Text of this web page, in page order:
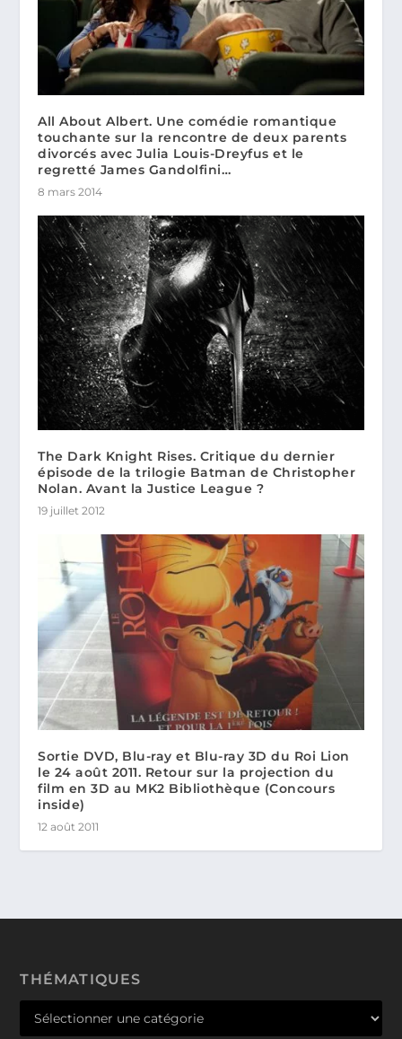
All About Albert. Une comédie romantique
touchante sur la rencontre de deux parents
divorcés avec Julia Louis-Dreyfus et le
regretté James Gandolfini…
8 mars 2014
The Dark Knight Rises. Critique du dernier
épisode de la trilogie Batman de Christopher
Nolan. Avant la Justice League ?
19 juillet 2012
Sortie DVD, Blu-ray et Blu-ray 3D du Roi Lion
le 24 août 2011. Retour sur la projection du
film en 3D au MK2 Bibliothèque (Concours
inside)
12 août 2011
THÉMATIQUES